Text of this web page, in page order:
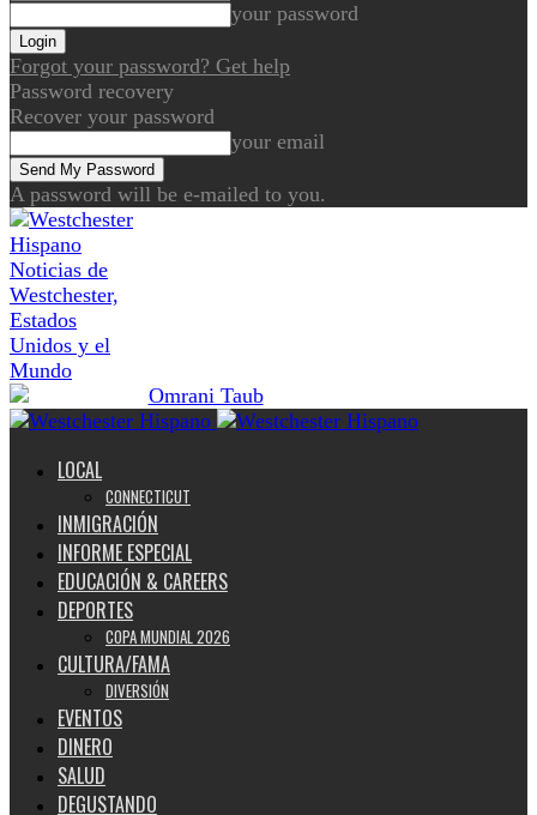
your password
Forgot your password? Get help
Password recovery
Recover your password
your email
A password will be e-mailed to you.
Noticias de
Westchester,
Estados
Unidos y el
Mundo
LOCAL
CONNECTICUT
INMIGRACIÓN
INFORME ESPECIAL
EDUCACIÓN & CAREERS
DEPORTES
COPA MUNDIAL 2026
CULTURA/FAMA
DIVERSIÓN
EVENTOS
DINERO
SALUD
DEGUSTANDO